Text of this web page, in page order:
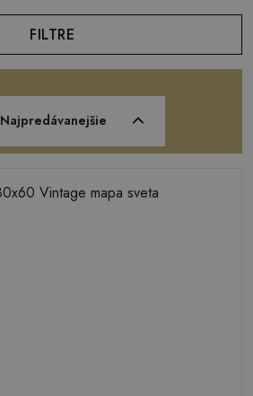
FILTRE
Najpredávanejšie